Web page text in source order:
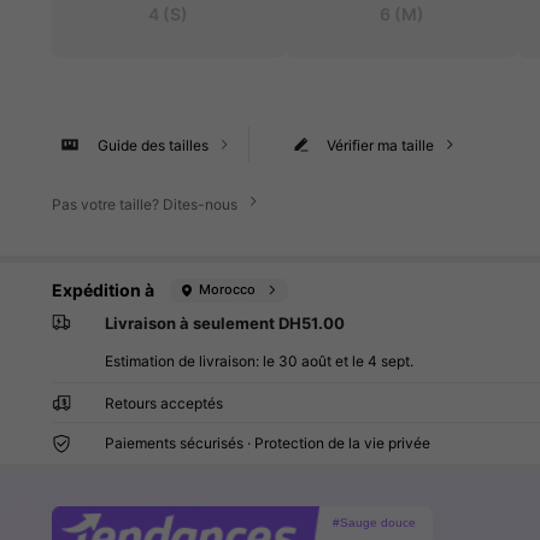
Vérifier ma taille
Guide des tailles
Pas votre taille? Dites-nous
Expédition à Morocco
Livraison à seulement DH51.00
Estimation de livraison: le 30 août et le 4 sept.
Retours acceptés
Paiements sécurisés · Protection de la vie privée
#Sauge douce